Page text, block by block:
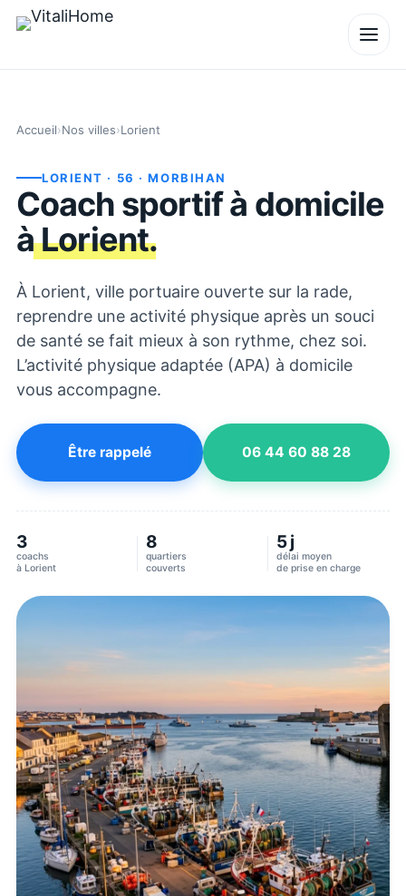
Accueil›Nos villes›Lorient
LORIENT · 56 · MORBIHAN
Coach sportif à domicile
àLorient.
À Lorient, ville portuaire ouverte sur la rade,
reprendre une activité physique après un souci
de santé se fait mieux à son rythme, chez soi.
L’activité physique adaptée (APA) à domicile
vous accompagne.
Être rappelé 06 44 60 88 28
3
coachs
à Lorient
8
quartiers
couverts
5 j
délai moyen
de prise en charge